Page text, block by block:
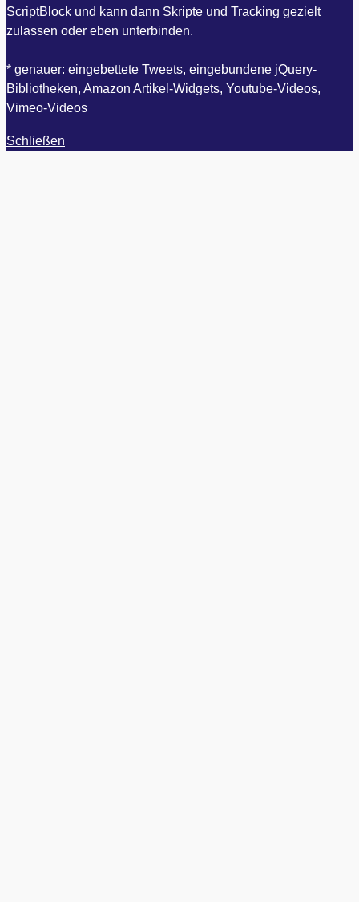
ScriptBlock und kann dann Skripte und Tracking gezielt
zulassen oder eben unterbinden.
* genauer: eingebettete Tweets, eingebundene jQuery-
Bibliotheken, Amazon Artikel-Widgets, Youtube-Videos,
Vimeo-Videos
Schließen